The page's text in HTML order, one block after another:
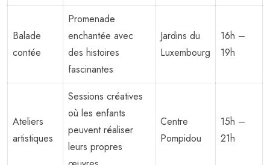
Balade
contée
Promenade
enchantée avec
des histoires
fascinantes
Jardins du
Luxembourg
16h –
19h
Ateliers
artistiques
Sessions créatives
où les enfants
peuvent réaliser
leurs propres
Centre
Pompidou
15h –
21h